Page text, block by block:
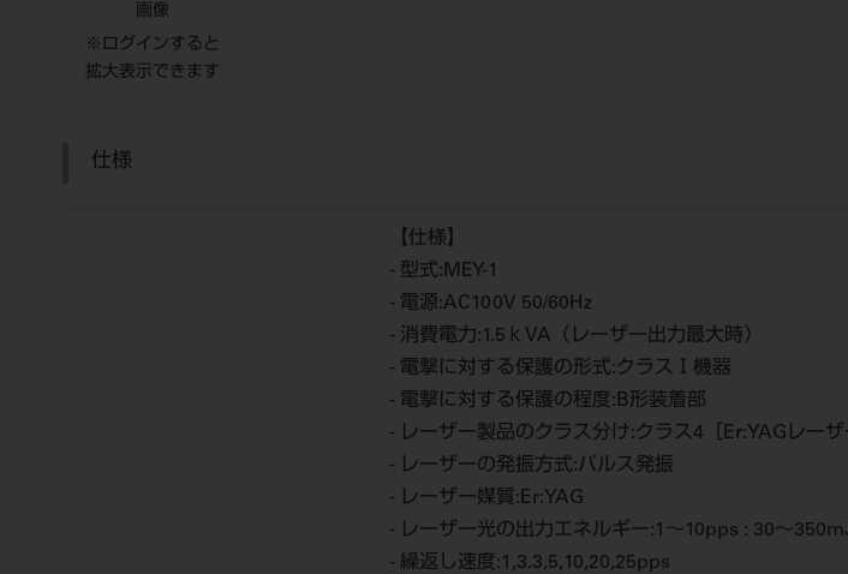
画像
※ログインすると
拡大表示できます
仕様
【仕様】
- 型式:MEY-1
- 電源:AC100V 50/60Hz
- 消費電力:1.5ｋVA（レーザー出力最大時）
- 電撃に対する保護の形式:クラスⅠ機器
- 電撃に対する保護の程度:B形装着部
- レーザー製品のクラス分け:クラス4［Er:YAGレー
- レーザーの発振方式:パルス発振
- レーザー媒質:Er:YAG
- レーザー光の出力エネルギー:1～10pps : 30～
- 繰返し速度:1,3.3,5,10,20,25pps